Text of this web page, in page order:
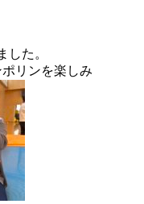
した。
リンを楽しみ